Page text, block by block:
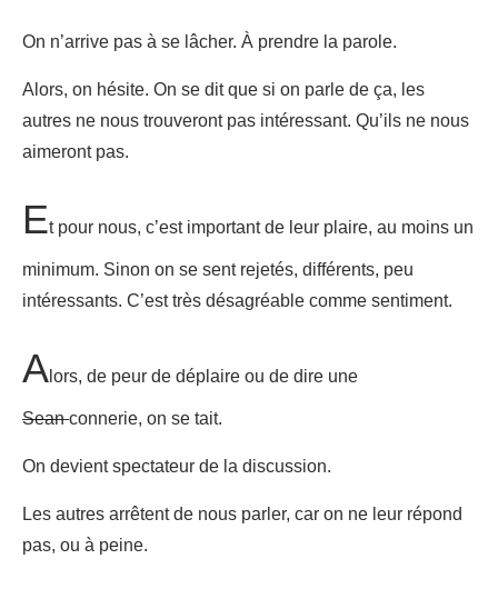
On n’arrive pas à se lâcher. À prendre la parole.
Alors, on hésite. On se dit que si on parle de ça, les
autres ne nous trouveront pas intéressant. Qu’ils ne nous
aimeront pas.
Et pour nous, c’est important de leur plaire, au moins un
minimum. Sinon on se sent rejetés, différents, peu
intéressants. C’est très désagréable comme sentiment.
A lors, de peur de déplaire ou de dire une
Seanconnerie, on se tait.
On devient spectateur de la discussion.
Les autres arrêtent de nous parler, car on ne leur répond
pas, ou à peine.